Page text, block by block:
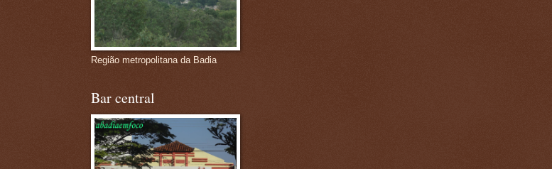
Região metropolitana da Badia
Bar central